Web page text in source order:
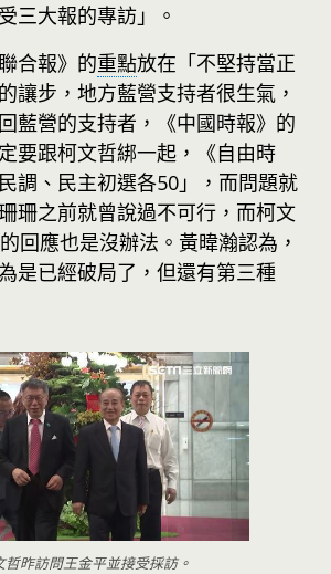
三大報的專訪」。
合報》的重點放在「不堅持當正
讓步，地方藍營支持者很生氣，
藍營的支持者，《中國時報》的
要跟柯文哲綁一起，《自由時
調、民主初選各50」，而問題就
珊之前就曾說過不可行，而柯文
回應也是沒辦法。黃暐瀚認為，
是已經破局了，但還有第三種
哲昨訪問王金平並接受採訪。